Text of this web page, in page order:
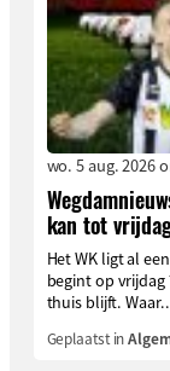
wo. 5 aug. 2026
kan tot
Het WK ligt al
begint op
thuis blijft.
Geplaatst in